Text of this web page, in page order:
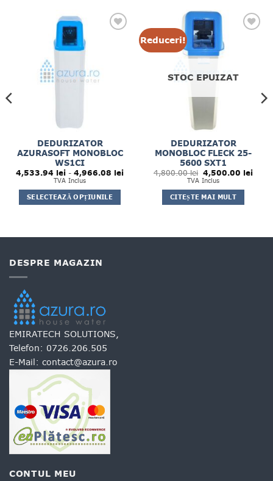
DEDURIZATOR
AZURASOFT MONOBLOC
WS1CI
4,533.94 lei - 4,966.08 leiInterval
TVA Inclus
SELECTEAZĂ OPȚIUNILE
variații.
alese
pagina
produsului.
Reduceri!
STOC EPUIZAT
DEDURIZATOR
MONOBLOC FLECK 25-
5600 SXT1
4,800.00lei Prețul
inițial
fost:
4,800.00 lei.
4,500.00 leiPrețul
TVA Inclus
CITEȘTE MAI MULT
DESPRE MAGAZIN
EMIRATECH SOLUTIONS,
Telefon: 0726.206.505
E-Mail: contact@azura.ro
CONTUL MEU